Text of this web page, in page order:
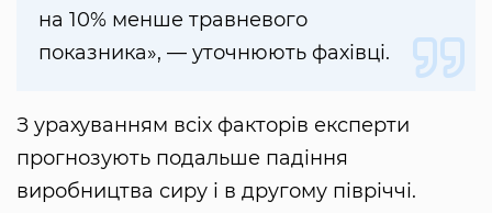
на 10% менше травневого
показника», — уточнюють фахівці.
З урахуванням всіх факторів експерти
прогнозують подальше падіння
виробництва сиру і в другому півріччі.